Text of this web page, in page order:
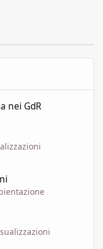
nei GdR